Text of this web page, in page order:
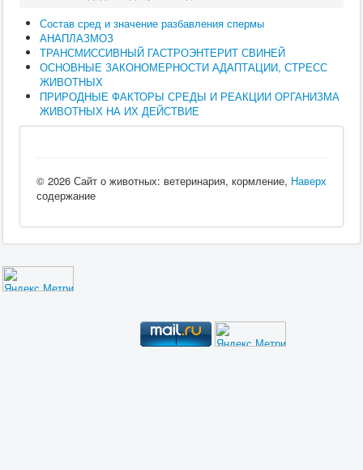
Состав сред и значение разбавления спермы
АНАПЛАЗМОЗ
ТРАНСМИССИВНЫЙ ГАСТРОЭНТЕРИТ СВИНЕЙ
ОСНОВНЫЕ ЗАКОНОМЕРНОСТИ АДАПТАЦИИ, СТРЕСС
ЖИВОТНЫХ
ПРИРОДНЫЕ ФАКТОРЫ СРЕДЫ И РЕАКЦИИ ОРГАНИЗМА
ЖИВОТНЫХ НА ИХ ДЕЙСТВИЕ
Наверх
© 2026 Сайт о животных: ветеринария, кормление,
содержание